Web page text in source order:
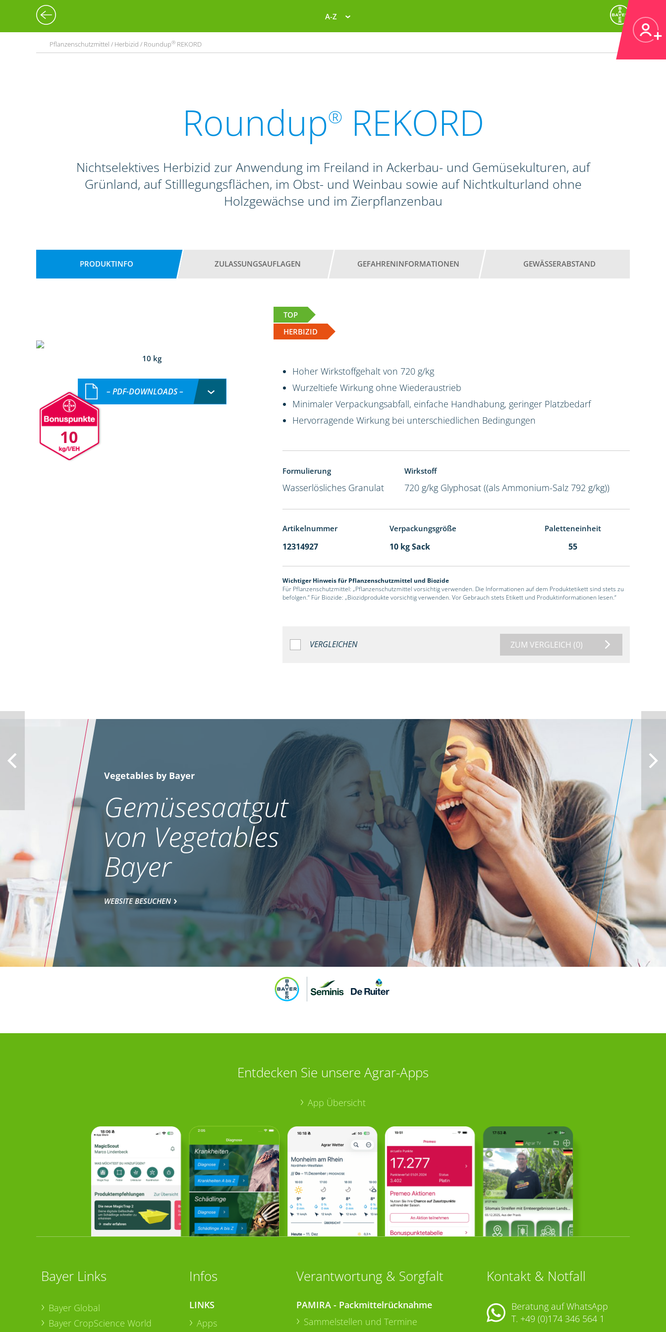
A-Z
Pflanzenschutzmittel / Herbizid / Roundup® REKORD
Roundup® REKORD
Nichtselektives Herbizid zur Anwendung im Freiland in Ackerbau- und Gemüsekulturen, auf
Grünland, auf Stilllegungsflächen, im Obst- und Weinbau sowie auf Nichtkulturland ohne
Holzgewächse und im Zierpflanzenbau
PRODUKTINFO ZULASSUNGSAUFLAGEN GEFAHRENINFORMATIONEN GEWÄSSERABSTAND
TOP
HERBIZID
10 kg
10
– PDF-DOWNLOADS –
Hoher Wirkstoffgehalt von 720 g/kg
Wurzeltiefe Wirkung ohne Wiederaustrieb
Minimaler Verpackungsabfall, einfache Handhabung, geringer Platzbedarf
Hervorragende Wirkung bei unterschiedlichen Bedingungen
Formulierung
Wasserlösliches Granulat
Wirkstoff
720 g/kg Glyphosat ((als Ammonium-Salz 792 g/kg))
Artikelnummer Verpackungsgröße Paletteneinheit
12314927 10 kg Sack 55
Wichtiger Hinweis für Pflanzenschutzmittel und Biozide
Für Pflanzenschutzmittel: „Pflanzenschutzmittel vorsichtig verwenden. Die Informationen auf dem Produktetikett sind stets zu
befolgen.“ Für Biozide: „Biozidprodukte vorsichtig verwenden. Vor Gebrauch stets Etikett und Produktinformationen lesen.“
VERGLEICHEN ZUM VERGLEICH (0)
Vegetables by Bayer
Gemüsesaatgut
von Vegetables
Bayer
WEBSITE BESUCHEN
Entdecken Sie unsere Agrar-Apps
App Übersicht
Bayer Links
Bayer Global
Bayer CropScience World
Infos
LINKS
Apps
Verantwortung & Sorgfalt
PAMIRA - Packmittelrücknahme
Sammelstellen und Termine
Kontakt & Notfall
Beratung auf WhatsApp
T. +49 (0)174 346 564 1